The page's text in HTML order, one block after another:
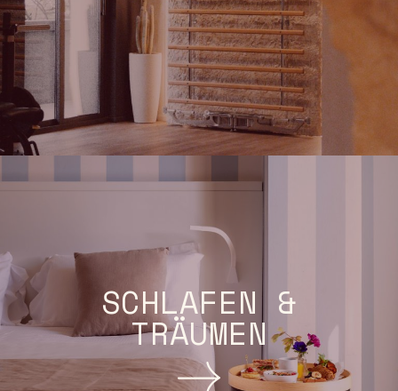
SCHLAFEN &
TRÄUMEN